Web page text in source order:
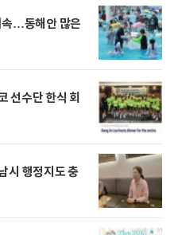
속…동해안 많은
선수단 한식 회
시 행정지도 충